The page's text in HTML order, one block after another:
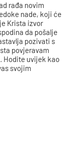
rađa novim
nade, koji će
Krista izvor
da pošalje
pozivati s
povjeravam
Hodite uvijek kao
svojim